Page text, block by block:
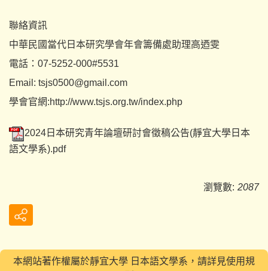
聯絡資訊
中華民國當代日本研究學會年會籌備處助理高迺雯
電話：07-5252-000#5531
Email: tsjs0500@gmail.com
學會官網:http://www.tsjs.org.tw/index.php
2024日本研究青年論壇研討會徵稿公告(靜宜大學日本
語文學系).pdf
瀏覽數: 2087
本網站著作權屬於靜宜大學 日本語文學系，請詳見使用規